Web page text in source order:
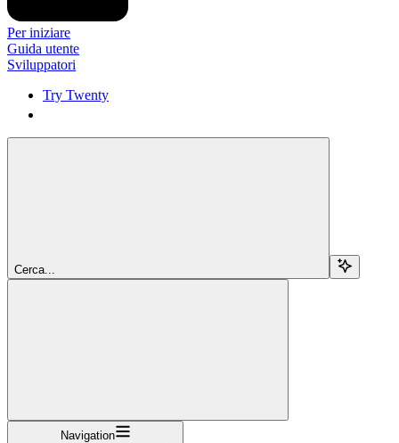
Per iniziare
Guida utente
Sviluppatori
Try Twenty
Cerca...
Navigation